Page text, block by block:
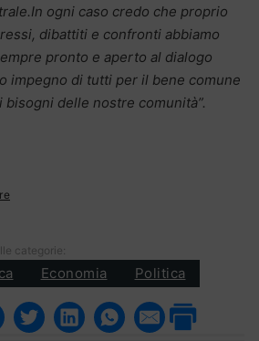
In ogni caso credo che proprio
dibattiti e confronti abbiamo
pronto e aperto al dialogo
impegno di tutti per il bene comune
delle nostre comunità”.
categorie:
Economia Politica